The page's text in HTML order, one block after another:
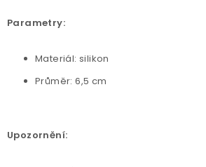
Parametry:
Materiál: silikon
Průměr: 6,5 cm
Upozornění: